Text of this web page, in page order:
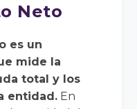
Neto
es un
mide la
total y los
entidad. En